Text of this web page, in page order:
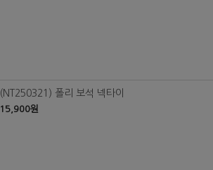
(NT250321) 폴리 보석 넥타이
15,900원